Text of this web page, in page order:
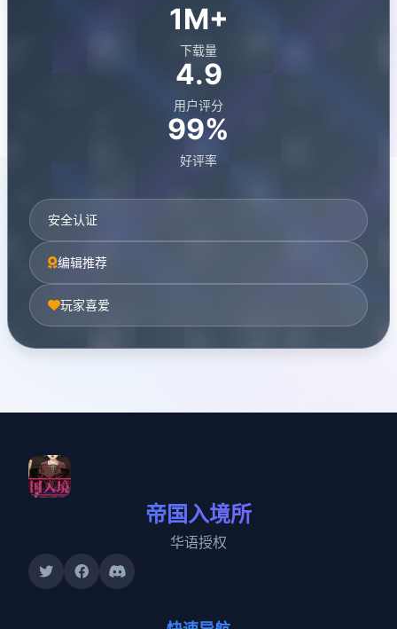
1M+
下载量
4.9
用户评分
99%
好评率
安全认证
编辑推荐
玩家喜爱
帝国入境所
华语授权